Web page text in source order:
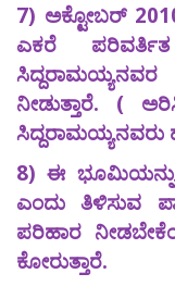
7) ಅಕ್ಟೋಬರ್
ಎಕರೆ
ನೀಡುತ್ತಾರೆ. (
ಸಿದ್ದರಾಮಯ್ಯನವರು
8) ಈ
ಎಂದು ತಿಳಿಸುವ
ಪರಿಹಾರ
ಕೋರುತ್ತಾರೆ.